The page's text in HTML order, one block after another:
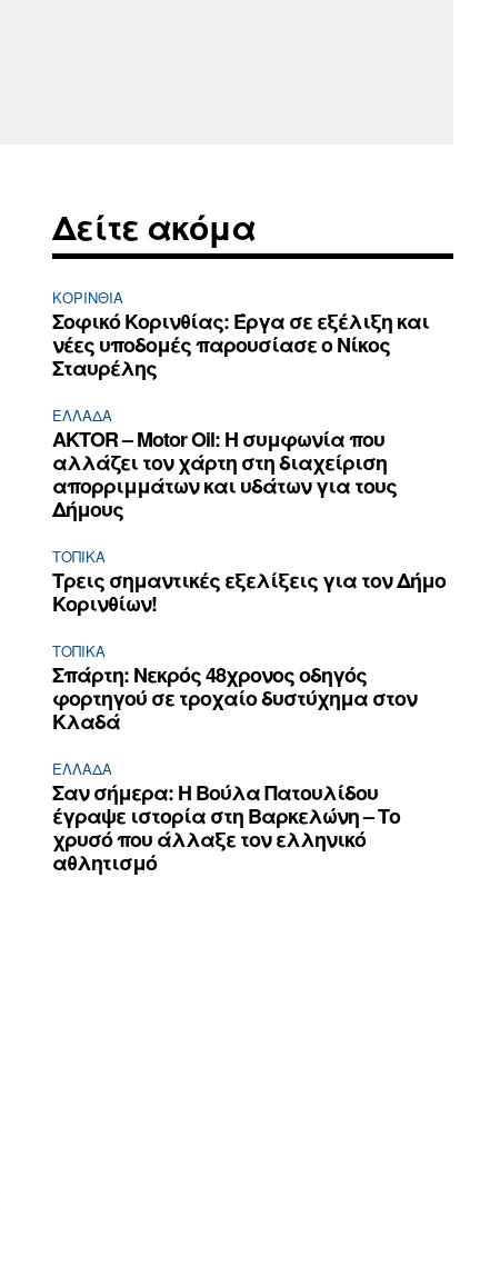
Δείτε ακόμα
ΚΟΡΙΝΘΊΑ
Σοφικό Κορινθίας: Έργα σε εξέλιξη και
νέες υποδομές παρουσίασε ο Νίκος
Σταυρέλης
ΕΛΛΆΔΑ
AKTOR – Motor Oil: Η συμφωνία που
αλλάζει τον χάρτη στη διαχείριση
απορριμμάτων και υδάτων για τους
Δήμους
ΤΟΠΙΚΑ
Τρεις σημαντικές εξελίξεις για τον Δήμο
Κορινθίων!
ΤΟΠΙΚΑ
Σπάρτη: Νεκρός 48χρονος οδηγός
φορτηγού σε τροχαίο δυστύχημα στον
Κλαδά
ΕΛΛΆΔΑ
Σαν σήμερα: Η Βούλα Πατουλίδου
έγραψε ιστορία στη Βαρκελώνη – Το
χρυσό που άλλαξε τον ελληνικό
αθλητισμό